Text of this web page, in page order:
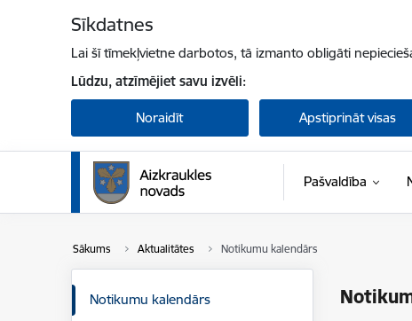
Sīkdatnes
Lai šī tīmekļvietne darbotos, tā izmanto obligāti
Lūdzu, atzīmējiet savu izvēli:
Noraidīt Apstiprināt visas
Pašvaldība
Sākums Aktualitātes Notikumu kalendārs
Notikumu kalendārs